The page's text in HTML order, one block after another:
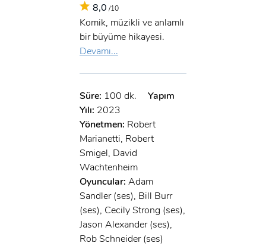
8,0 /10
Komik, müzikli ve anlamlı
bir büyüme hikayesi.
Devamı...
Süre: 100 dk.
Yapım
Yılı: 2023
Yönetmen: Robert
Marianetti, Robert
Smigel, David
Wachtenheim
Oyuncular: Adam
Sandler (ses), Bill Burr
(ses), Cecily Strong (ses),
Jason Alexander (ses),
Rob Schneider (ses)